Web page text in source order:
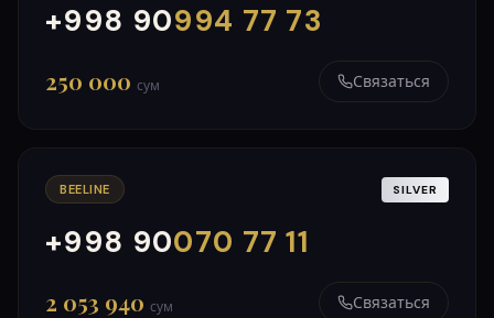
+998 90994 77 73
000
999
250 000 сум Связаться
BEELINE SILVER
+998 90070 77 11
000
999
2 053 940 сум Связаться